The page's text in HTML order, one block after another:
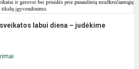
labui diena – judėkime